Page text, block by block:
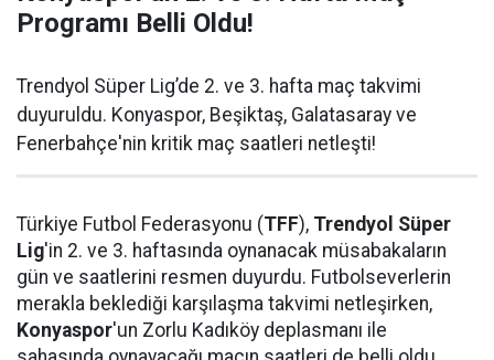
Programı Belli Oldu!
Trendyol Süper Lig’de 2. ve 3. hafta maç takvimi
duyuruldu. Konyaspor, Beşiktaş, Galatasaray ve
Fenerbahçe'nin kritik maç saatleri netleşti!
Türkiye Futbol Federasyonu (TFF), Trendyol Süper
Lig'in 2. ve 3. haftasında oynanacak müsabakaların
gün ve saatlerini resmen duyurdu. Futbolseverlerin
merakla beklediği karşılaşma takvimi netleşirken,
Konyaspor'un Zorlu Kadıköy deplasmanı ile